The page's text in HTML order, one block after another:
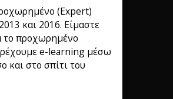
(Expert)
και 2016. Είμαστε
το προχωρημένο
e-learning μέσω
και στο σπίτι του